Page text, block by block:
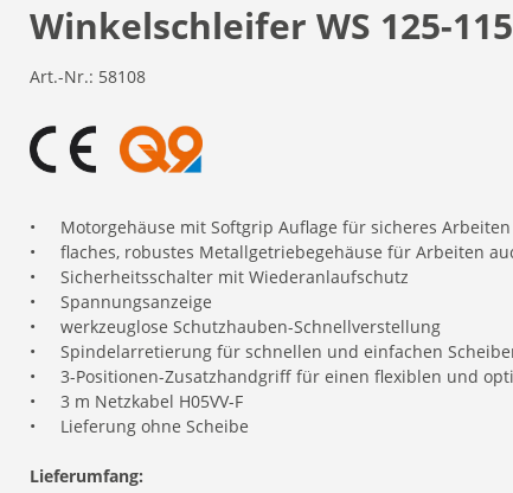
Winkelschleifer WS 125-
Art.-Nr.: 58108
•
Motorgehäuse mit Softgrip Auflage für sicheres Arbeiten
•
flaches, robustes Metallgetriebegehäuse für Arbeiten
•
Sicherheitsschalter mit Wiederanlaufschutz
•
Spannungsanzeige
•
werkzeuglose Schutzhauben-Schnellverstellung
•
Spindelarretierung für schnellen und einfachen
•
3-Positionen-Zusatzhandgriff für einen flexiblen und
•
3 m Netzkabel H05VV-F
•
Lieferung ohne Scheibe
Lieferumfang: